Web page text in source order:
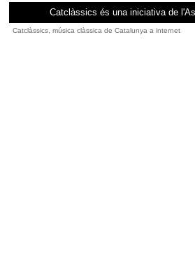
Catclàssics és una iniciativa de
Catclàssics, música clàssica de Catalunya a internet